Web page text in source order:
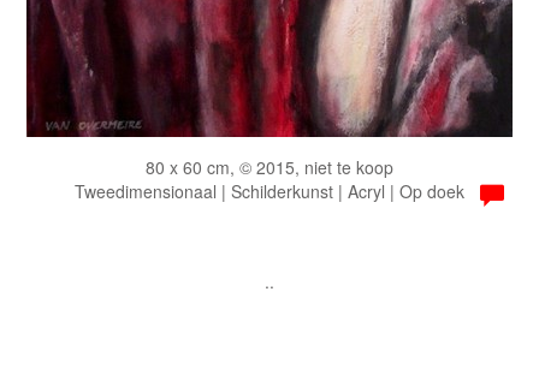
80 x 60 cm, © 2015, niet te koop
Tweedimensionaal | Schilderkunst | Acryl | Op doek
..